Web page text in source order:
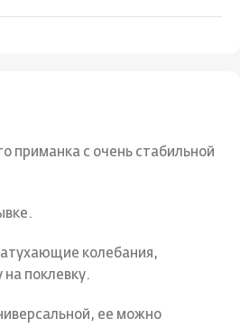
приманка с очень стабильной
колебания,
поклевку.
ее можно